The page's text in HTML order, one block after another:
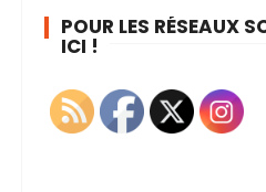
POUR LES RÉSEAUX
ICI !